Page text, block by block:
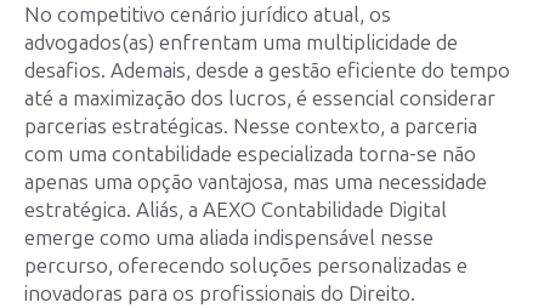
No competitivo cenário jurídico atual, os
advogados(as) enfrentam uma multiplicidade de
desafios. Ademais, desde a gestão eficiente do tempo
até a maximização dos lucros, é essencial considerar
parcerias estratégicas. Nesse contexto, a parceria
com uma contabilidade especializada torna-se não
apenas uma opção vantajosa, mas uma necessidade
estratégica. Aliás, a AEXO Contabilidade Digital
emerge como uma aliada indispensável nesse
percurso, oferecendo soluções personalizadas e
inovadoras para os profissionais do Direito.